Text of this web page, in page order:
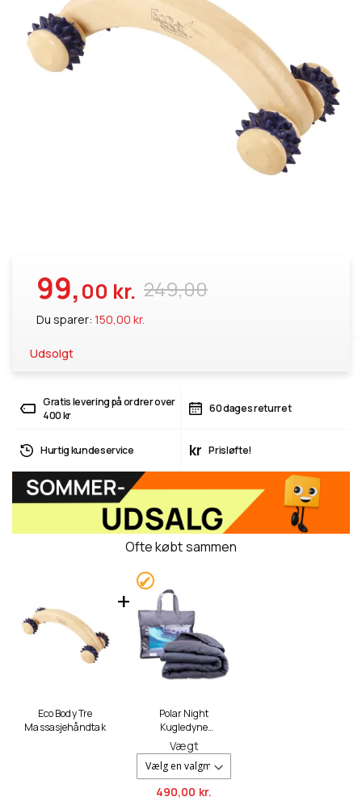
249,00
99,00 kr.
Du sparer: 150,00 kr.
Udsolgt
Gratis levering på ordrer over
400 kr
60 dages returret
Hurtig kundeservice kr Prisløfte!
Ofte købt sammen
Eco Body Tre
Massasjehåndtak
Polar Night
Kugledyne
150x200cm (5-13kg)
Vægt
490,00 kr.